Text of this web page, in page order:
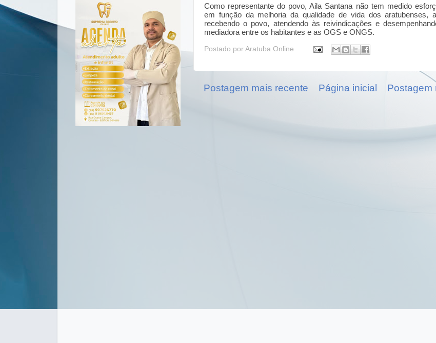
Como representante do povo, Aila Santana não tem medido
em função da melhoria da qualidade de vida dos aratubenses,
recebendo o povo, atendendo às reivindicações e
mediadora entre os habitantes e as OGS e ONGS.
Postado por Aratuba Online
Postagem mais recente Postagem
Página inicial